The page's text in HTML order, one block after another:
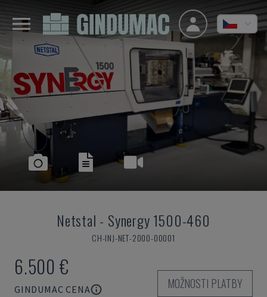
Netstal - Synergy 1500-460
CH-INJ-NET-2000-00001
6.500 €
GINDUMAC CENA
MOŽNOSTI PLATBY